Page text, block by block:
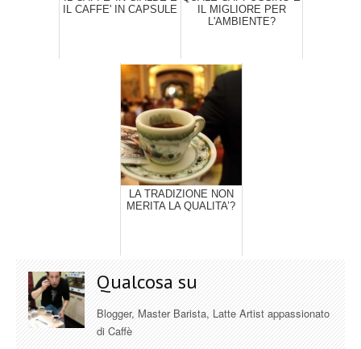
IL CAFFE' IN CAPSULE
IL MIGLIORE PER
L'AMBIENTE?
LA TRADIZIONE NON
MERITA LA QUALITA’?
Qualcosa su
Blogger, Master Barista, Latte Artist appassionato
di Caffè